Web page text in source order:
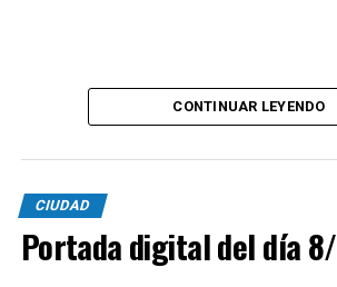
CONTINUAR LEYENDO
CIUDAD
Portada digital del día